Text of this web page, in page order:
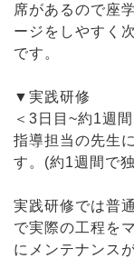
席があるので座
ージをしやすく
です。
▼実践研修
＜3日目~約1週間
指導担当の先生
す。(約1週間で
実践研修では普
で実際の工程を
にメンテナンス